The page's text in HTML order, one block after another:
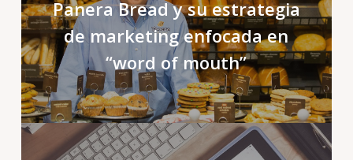
Panera Bread y su estrategia
de marketing enfocada en
“word of mouth”